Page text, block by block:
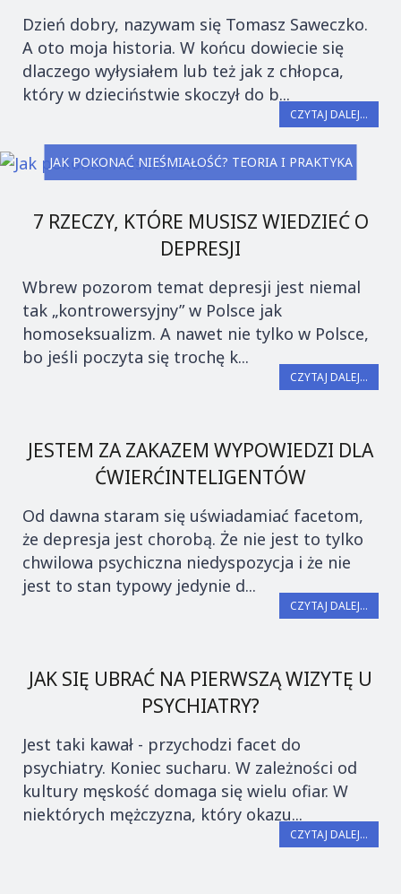
Dzień dobry, nazywam się Tomasz Saweczko.
A oto moja historia. W końcu dowiecie się
dlaczego wyłysiałem lub też jak z chłopca,
który w dzieciństwie skoczył do b...
CZYTAJ DALEJ...
JAK POKONAĆ NIEŚMIAŁOŚĆ? TEORIA I PRAKTYKA
7 RZECZY, KTÓRE MUSISZ WIEDZIEĆ O
DEPRESJI
Wbrew pozorom temat depresji jest niemal
tak „kontrowersyjny” w Polsce jak
homoseksualizm. A nawet nie tylko w Polsce,
bo jeśli poczyta się trochę k...
CZYTAJ DALEJ...
JESTEM ZA ZAKAZEM WYPOWIEDZI DLA
ĆWIERĆINTELIGENTÓW
Od dawna staram się uświadamiać facetom,
że depresja jest chorobą. Że nie jest to tylko
chwilowa psychiczna niedyspozycja i że nie
jest to stan typowy jedynie d...
CZYTAJ DALEJ...
JAK SIĘ UBRAĆ NA PIERWSZĄ WIZYTĘ U
PSYCHIATRY?
Jest taki kawał - przychodzi facet do
psychiatry. Koniec sucharu. W zależności od
kultury męskość domaga się wielu ofiar. W
niektórych mężczyzna, który okazu...
CZYTAJ DALEJ...